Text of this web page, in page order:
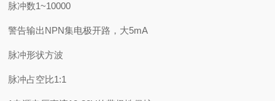
脉冲数1~10000
警告输出NPN集电极开路，大5mA
脉冲形状方波
脉冲占空比1:1